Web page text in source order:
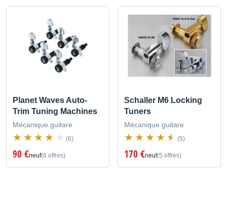
Planet Waves Auto-
Trim Tuning Machines
Mécanique guitare
(6)
90 €neuf(6 offres)
Schaller M6 Locking
Tuners
Mécanique guitare
(5)
170 €neuf(5 offres)